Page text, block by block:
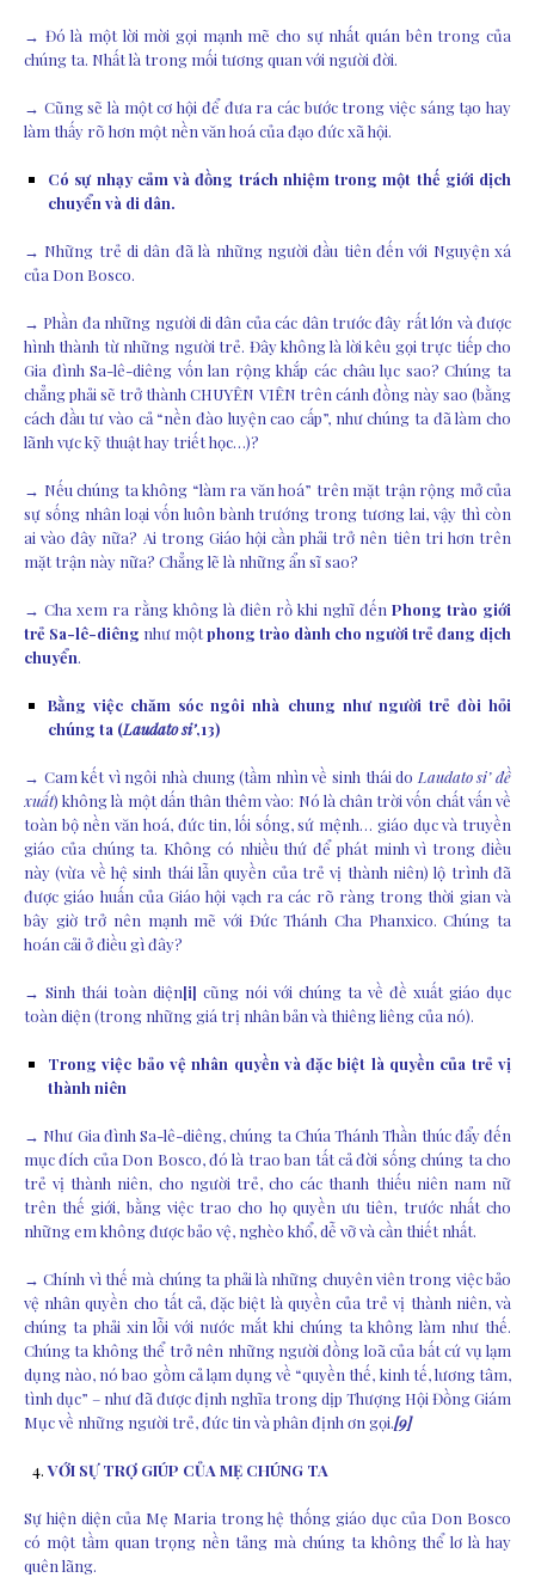
→ Đó là một lời mời gọi mạnh mẽ cho sự nhất quán bên trong của
chúng ta. Nhất là trong mối tương quan với người đời.
→ Cũng sẽ là một cơ hội để đưa ra các bước trong việc sáng tạo hay
làm thấy rõ hơn một nền văn hoá của đạo đức xã hội.
Có sự nhạy cảm và đồng trách nhiệm trong một thế giới dịch
chuyển và di dân.
→ Những trẻ di dân đã là những người đầu tiên đến với Nguyện xá
của Don Bosco.
→ Phần đa những người di dân của các dân trước đây rất lớn và được
hình thành từ những người trẻ. Đây không là lời kêu gọi trực tiếp cho
Gia đình Sa-lê-diêng vốn lan rộng khắp các châu lục sao? Chúng ta
chẳng phải sẽ trở thành CHUYÊN VIÊN trên cánh đồng này sao (bằng
cách đầu tư vào cả “nền đào luyện cao cấp”, như chúng ta đã làm cho
lãnh vực kỹ thuật hay triết học…)?
→ Nếu chúng ta không “làm ra văn hoá” trên mặt trận rộng mở của
sự sống nhân loại vốn luôn bành trướng trong tương lai, vậy thì còn
ai vào đây nữa? Ai trong Giáo hội cần phải trở nên tiên tri hơn trên
mặt trận này nữa? Chẳng lẽ là những ẩn sĩ sao?
→ Cha xem ra rằng không là điên rồ khi nghĩ đến Phong trào giới
trẻ Sa-lê-diêng như mộtphong trào dành cho người trẻ đang dịch
chuyển.
Bằng việc chăm sóc ngôi nhà chung như người trẻ đòi hỏi
chúng ta (Laudato si’,13)
→ Cam kết vì ngôi nhà chung (tầm nhìn về sinh thái do Laudato si’ đề
xuất) không là một dấn thân thêm vào: Nó là chân trời vốn chất vấn về
toàn bộ nền văn hoá, đức tin, lối sống, sứ mệnh… giáo dục và truyền
giáo của chúng ta. Không có nhiều thứ để phát minh vì trong điều
này (vừa về hệ sinh thái lẫn quyền của trẻ vị thành niên) lộ trình đã
được giáo huấn của Giáo hội vạch ra các rõ ràng trong thời gian và
bây giờ trở nên mạnh mẽ với Đức Thánh Cha Phanxico. Chúng ta
hoán cải ở điều gì đây?
→ Sinh thái toàn diện[i] cũng nói với chúng ta về đề xuất giáo dục
toàn diện (trong những giá trị nhân bản và thiêng liêng của nó).
Trong việc bảo vệ nhân quyền và đặc biệt là quyền của trẻ vị
thành niên
→ Như Gia đình Sa-lê-diêng, chúng ta Chúa Thánh Thần thúc đẩy đến
mục đích của Don Bosco, đó là trao ban tất cả đời sống chúng ta cho
trẻ vị thành niên, cho người trẻ, cho các thanh thiếu niên nam nữ
trên thế giới, bằng việc trao cho họ quyền ưu tiên, trước nhất cho
những em không được bảo vệ, nghèo khổ, dễ vỡ và cần thiết nhất.
→ Chính vì thế mà chúng ta phải là những chuyên viên trong việc bảo
vệ nhân quyền cho tất cả, đặc biệt là quyền của trẻ vị thành niên, và
chúng ta phải xin lỗi với nước mắt khi chúng ta không làm như thế.
Chúng ta không thể trở nên những người đồng loã của bất cứ vụ lạm
dụng nào, nó bao gồm cả lạm dụng về “quyền thế, kinh tế, lương tâm,
tình dục” – như đã được định nghĩa trong dịp Thượng Hội Đồng Giám
Mục về những người trẻ, đức tin và phân định ơn gọi.[9]
VỚI SỰ TRỢ GIÚP CỦA MẸ CHÚNG TA
Sự hiện diện của Mẹ Maria trong hệ thống giáo dục của Don Bosco
có một tầm quan trọng nền tảng mà chúng ta không thể lơ là hay
quên lãng.